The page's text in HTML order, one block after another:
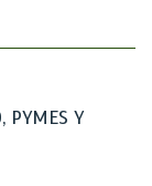
PYMES Y